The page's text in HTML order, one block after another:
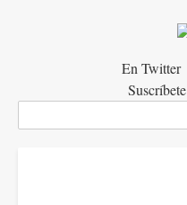
auxiliar
En Twitter
Suscríbete